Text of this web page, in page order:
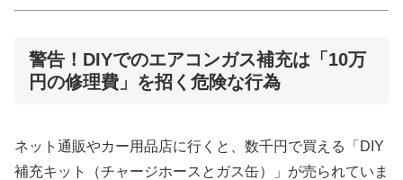
警告！DIYでのエアコンガス補充は「10万
円の修理費」を招く危険な行為
ネット通販やカー用品店に行くと、数千円で買える「DIY
補充キット（チャージホースとガス缶）」が売られていま